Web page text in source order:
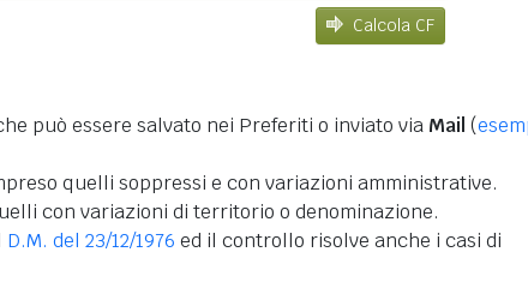
Calcola CF
può essere salvato nei Preferiti o inviato via Mail (
quelli soppressi e con variazioni amministrative.
con variazioni di territorio o denominazione.
D.M. del 23/12/1976 ed il controllo risolve anche i casi di